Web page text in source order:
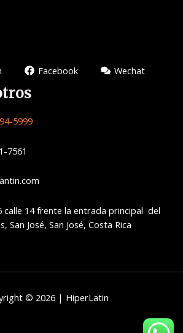
Facebook Wechat
5999
7561
calle 14 frente la entrada principal del
San José, San José, Costa Rica
© 2026 | HiperLatin